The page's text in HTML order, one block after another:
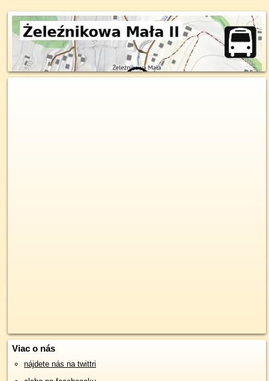
Viac o nás
nájdete nás na twittri